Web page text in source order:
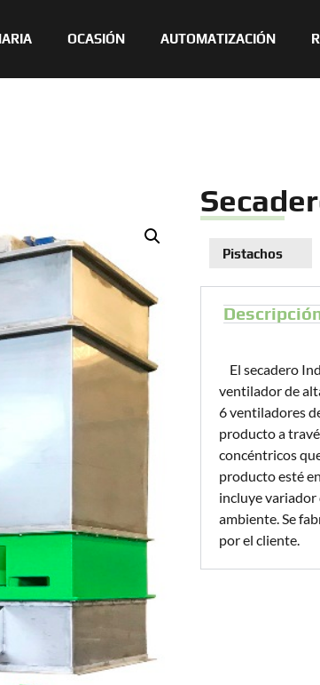
OCASIÓN AUTOMATIZACIÓN
Pistachos
El secadero
ventilador de
6 ventiladores
producto a
concéntricos
producto esté
incluye variador
ambiente. Se
por el cliente.